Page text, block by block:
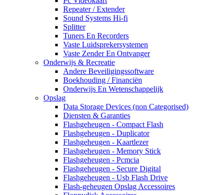
Repeater / Extender
Sound Systems Hi-fi
Splitter
Tuners En Recorders
Vaste Luidsprekersystemen
Vaste Zender En Ontvanger
Onderwijs & Recreatie
Andere Beveiligingssoftware
Boekhouding / Financiën
Onderwijs En Wetenschappelijk
Opslag
Data Storage Devices (non Categorised)
Diensten & Garanties
Flashgeheugen - Compact Flash
Flashgeheugen - Duplicator
Flashgeheugen - Kaartlezer
Flashgeheugen - Memory Stick
Flashgeheugen - Pcmcia
Flashgeheugen - Secure Digital
Flashgeheugen - Usb Flash Drive
Flash-geheugen Opslag Accessoires